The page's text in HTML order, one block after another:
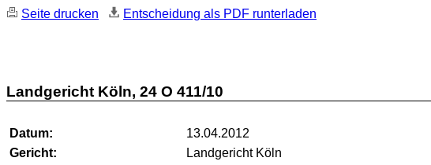
Seite drucken Entscheidung als PDF runterladen
Landgericht Köln, 24 O 411/10
Datum:
13.04.2012
Gericht:
Landgericht Köln